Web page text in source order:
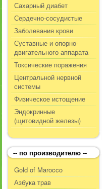
Сахарный диабет
Сердечно-сосудистые
Заболевания крови
Суставные и опорно-
двигательного аппарата
Токсические поражения
Центральной нервной
системы
Физическое истощение
Эндокринные
(щитовидной железы)
-- по производителю --
Gold of Marocco
Азбука трав